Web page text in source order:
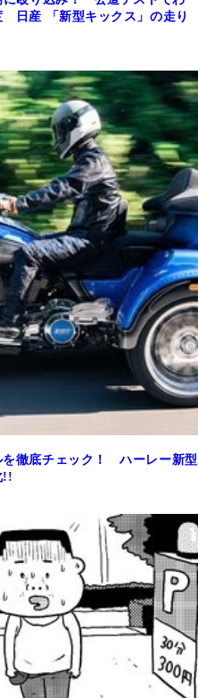
日産 「新型キックス」の走り
を徹底チェック！ ハーレー新型
!!